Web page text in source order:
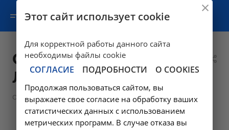
Овчинникова
Людмила Ивановна
О клинике — Сотрудники — Специалисты поликлиник
Овчинникова Людмила Ивановна
Этот сайт использует cookie
Для корректной работы данного сайта
необходимы файлы cookie
СОГЛАСИЕ ПОДРОБНОСТИ О COOKIES
Продолжая пользоваться сайтом, вы
выражаете свое согласие на обработку ваших
статистических данных с использованием
метрических программ. В случае отказа вы